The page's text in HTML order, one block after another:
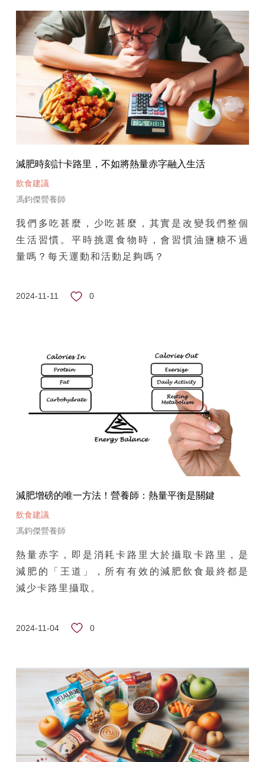
減肥時刻計卡路里，不如將熱量赤字融入生活
飲食建議
馮鈞傑營養師
我們多吃甚麼，少吃甚麼，其實是改變我們整個
生活習慣。平時挑選食物時，會習慣油鹽糖不過
量嗎？每天運動和活動足夠嗎？
2024-11-11 0
減肥增磅的唯一方法！營養師：熱量平衡是關鍵
飲食建議
馮鈞傑營養師
熱量赤字，即是消耗卡路里大於攝取卡路里，是
減肥的「王道」，所有有效的減肥飲食最終都是
減少卡路里攝取。
2024-11-04 0